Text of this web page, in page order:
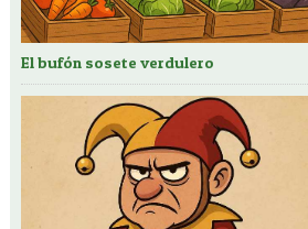
El bufón sosete verdulero